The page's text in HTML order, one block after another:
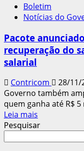
Boletim
Notícias do
Pacote
recuperação do
salarial
Contricom 28/11/
Governo também
quem ganha até R$ 5
Leia mais
mais
Pesquisar